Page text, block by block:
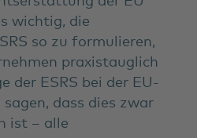
wichtig, die
so zu formulieren,
praxistauglich
der ESRS bei der EU-
dass dies zwar
ist – alle